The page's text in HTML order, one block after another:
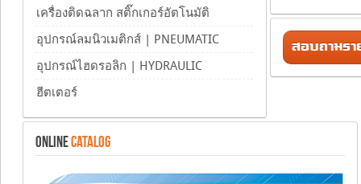
สอบถามรา
เครื่องติดฉลาก สติ๊กเกอร์อัตโนมัติ
อุปกรณ์ลมนิวเมติกส์ | PNEUMATIC
อุปกรณ์ไฮดรอลิก | HYDRAULIC
ฮีตเตอร์
ONLINECATALOG